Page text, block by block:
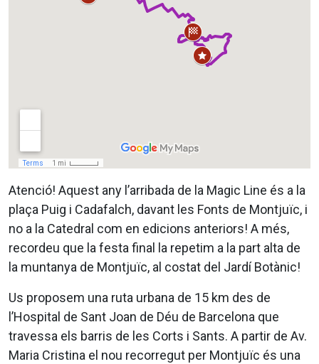
Atenció! Aquest any l’arribada de la Magic Line és a la
plaça Puig i Cadafalch, davant les Fonts de Montjuïc, i
no a la Catedral com en edicions anteriors! A més,
recordeu que la festa final la repetim a la part alta de
la muntanya de Montjuïc, al costat del Jardí Botànic!
Us proposem una ruta urbana de 15 km des de
l’Hospital de Sant Joan de Déu de Barcelona que
travessa els barris de les Corts i Sants. A partir de Av.
Maria Cristina el nou recorregut per Montjuïc és una